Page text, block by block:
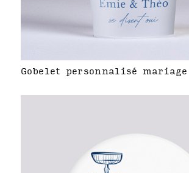
Gobelet personnalisé